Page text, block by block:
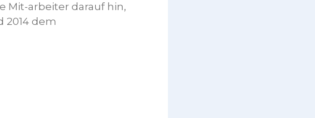
Mit-arbeiter darauf hin,
2014 dem